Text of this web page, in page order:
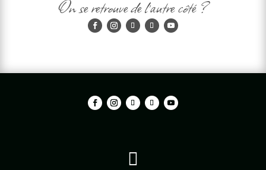
On se retrouve de l'autre côté ?
